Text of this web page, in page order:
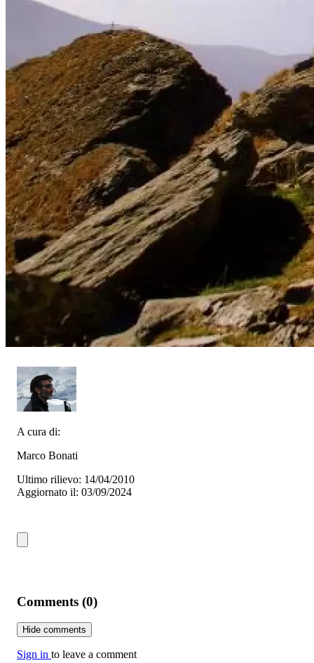
A cura di:
Marco Bonati
Ultimo rilievo: 14/04/2010
Aggiornato il: 03/09/2024
Comments (0)
Hide comments
Sign in to leave a comment